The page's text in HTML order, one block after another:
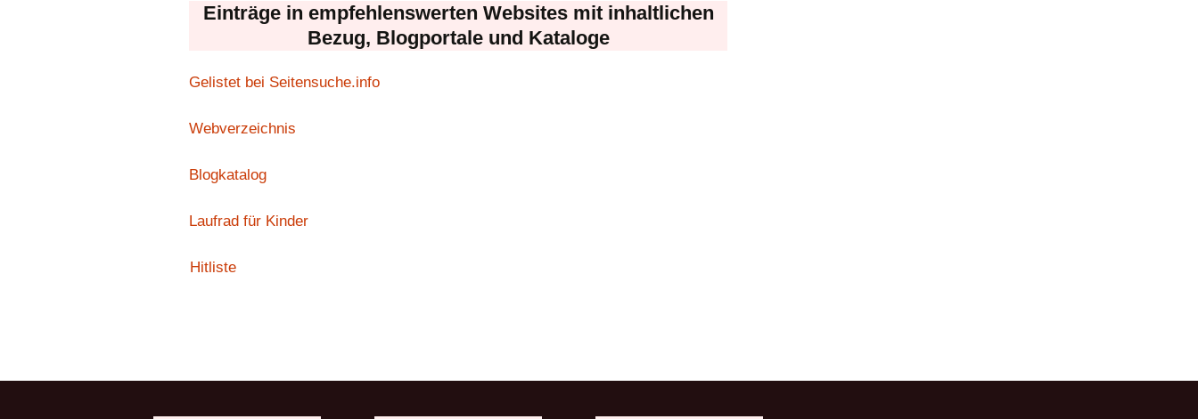
Einträge in empfehlenswerten Websites mit inhaltlichen
Bezug, Blogportale und Kataloge
Gelistet bei Seitensuche.info
Webverzeichnis
Blogkatalog
Laufrad für Kinder
Hitliste